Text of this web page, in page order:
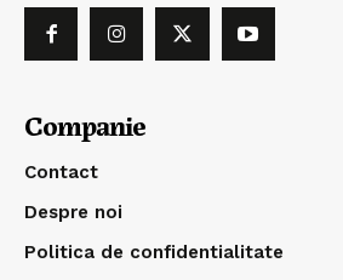
Companie
Contact
Despre noi
Politica de confidentialitate